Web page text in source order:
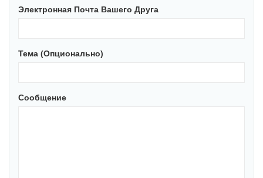
Электронная Почта Вашего Друга
Тема (опционально)
Сообщение